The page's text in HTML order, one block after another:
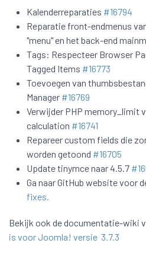
Kalenderreparaties #16794
Reparatie front-endmenus
"menu" en het back-end
Tags: Respecteer Browser
Tagged Items #16773
Toevoegen van
Manager #16769
Verwijder PHP memory_limit
calculation #16741
Repareer custom fields die
worden getoond #16705
Update tinymce naar 4.5.7
Ga naar GitHub website voor
fixes.
Bekijk ook de documentatie-wiki
is voor Joomla! versie 3.7.3